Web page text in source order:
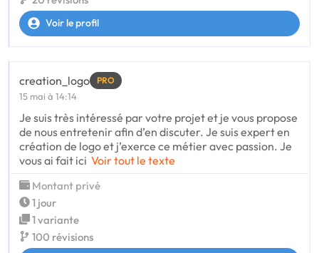
Voir le profil
creation_logo PRO
15 mai à 14:14
Je suis très intéressé par votre projet et je vous propose
de nous entretenir afin d’en discuter. Je suis expert en
création de logo et j’exerce ce métier avec passion. Je
vous ai fait ici Voir tout le texte
Montant privé
1 jour
1 variante
100 révisions